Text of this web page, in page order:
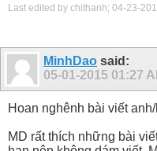
Last edited by chithanh; 04-23-
MinhDao said:
05-01-2015 01:27
Hoan nghênh bài viết
MD rất thích những bài